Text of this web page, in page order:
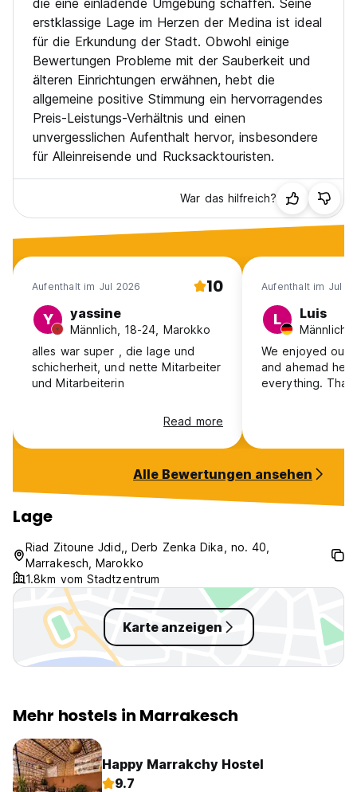
die eine einladende Umgebung schaffen. Seine
erstklassige Lage im Herzen der Medina ist ideal
für die Erkundung der Stadt. Obwohl einige
Bewertungen Probleme mit der Sauberkeit und
älteren Einrichtungen erwähnen, hebt die
allgemeine positive Stimmung ein hervorragendes
Preis-Leistungs-Verhältnis und einen
unvergesslichen Aufenthalt hervor, insbesondere
für Alleinreisende und Rucksacktouristen.
War das hilfreich?
Aufenthalt im Jul 2026 10
Y yassine
Männlich, 18-24, Marokko
alles war super , die lage und
schicherheit, und nette Mitarbeiter
und Mitarbeiterin
Read more
Aufenthalt im Jul
L Luis
We enjoyed our
and ahemad
everything.
Alle Bewertungen ansehen
Lage
Riad Zitoune Jdid,, Derb Zenka Dika, no. 40,
Marrakesch, Marokko
1.8km vom Stadtzentrum
Karte anzeigen
Mehr hostels in Marrakesch
Happy Marrakchy Hostel
9.7